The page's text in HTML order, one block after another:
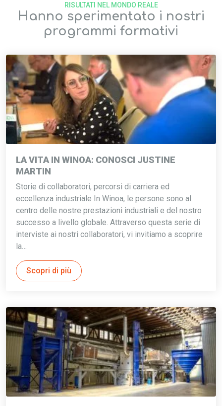
Hanno sperimentato i nostri
programmi formativi
RISULTATI NEL MONDO REALE
LA VITA IN WINOA: CONOSCI JUSTINE
MARTIN
Storie di collaboratori, percorsi di carriera ed
eccellenza industriale In Winoa, le persone sono al
centro delle nostre prestazioni industriali e del nostro
successo a livello globale. Attraverso questa serie di
interviste ai nostri collaboratori, vi invitiamo a scoprire
la…
Scopri di più